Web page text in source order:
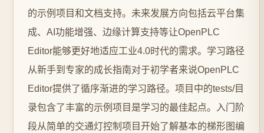
的示例项目和文档支持。未来发展方向包括云平台集
成、AI功能增强、边缘计算支持等让OpenPLC
Editor能够更好地适应工业4.0时代的需求。学习路径
从新手到专家的成长指南对于初学者来说OpenPLC
Editor提供了循序渐进的学习路径。项目中的tests/目
录包含了丰富的示例项目是学习的最佳起点。入门阶
段从简单的交通灯控制项目开始了解基本的梯形图编